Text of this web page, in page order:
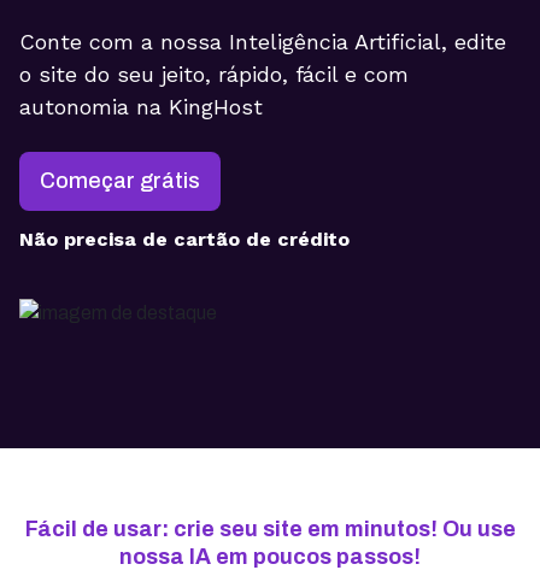
Conte com a nossa Inteligência Artificial, edite
o site do seu jeito, rápido, fácil e com
autonomia na KingHost
Começar grátis
Não precisa de cartão de crédito
Fácil de usar: crie seu site em minutos! Ou use
nossa IA em poucos passos!